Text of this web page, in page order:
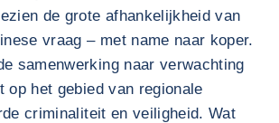
de grote afhankelijkheid van
vraag – met name naar koper.
samenwerking naar verwachting
op het gebied van regionale
criminaliteit en veiligheid. Wat